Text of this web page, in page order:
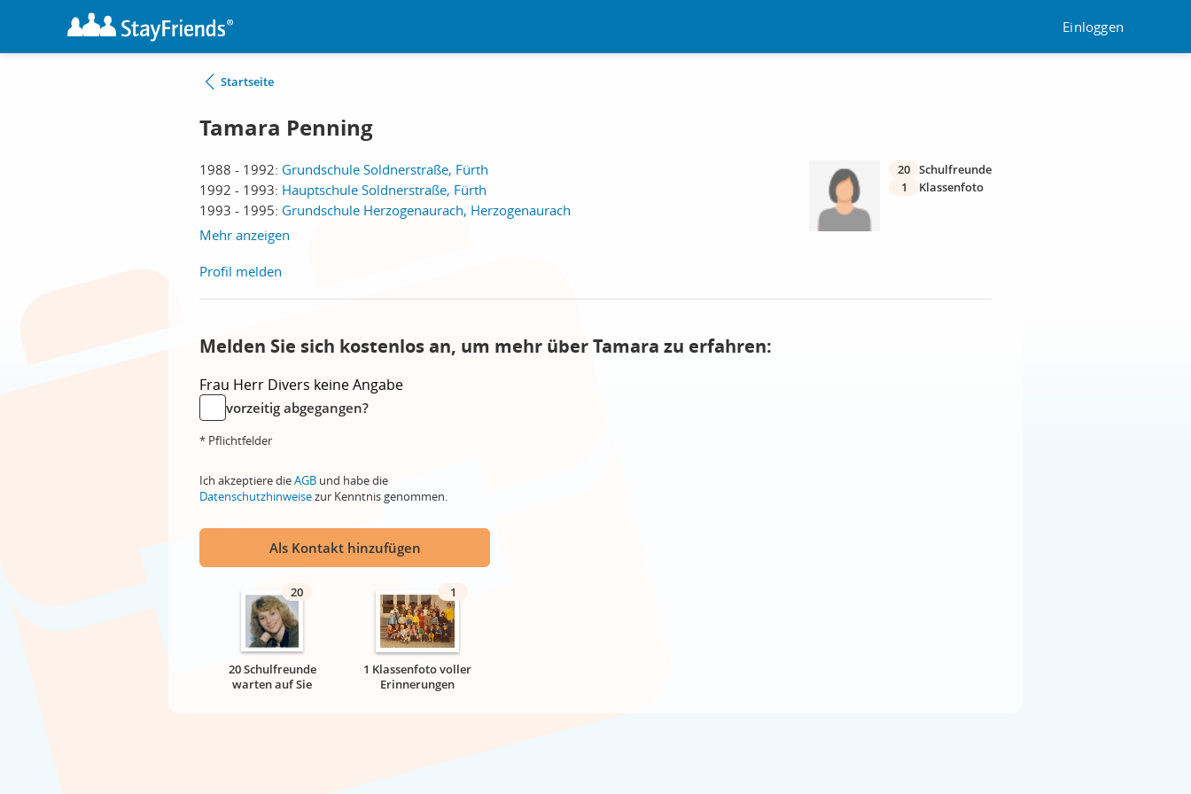
Einloggen
Startseite
Tamara Penning
1988 - 1992: Grundschule Soldnerstraße, Fürth
1992 - 1993: Hauptschule Soldnerstraße, Fürth
1993 - 1995: Grundschule Herzogenaurach, Herzogenaurach
Mehr anzeigen
20 Schulfreunde
1
Klassenfoto
Profil melden
Melden Sie sich kostenlos an, um mehr über Tamara zu erfahren:
Frau Herr Divers keine Angabe
vorzeitig abgegangen?
* Pflichtfelder
Ich akzeptiere dieAGB und habe die
Datenschutzhinweisezur Kenntnis genommen.
Als Kontakt hinzufügen
20
20 Schulfreunde
warten auf Sie
1
1 Klassenfoto voller
Erinnerungen